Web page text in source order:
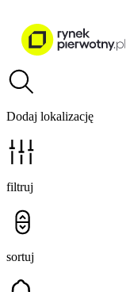
Dodaj lokalizację
filtruj
sortuj